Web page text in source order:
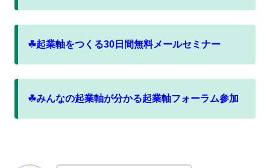
☘起業軸をつくる30日間無料メールセミナー
☘みんなの起業軸が分かる起業軸フォーラム参加